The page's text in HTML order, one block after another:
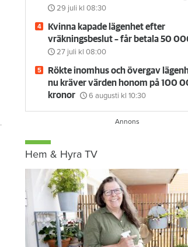
29 juli kl 08:30
Kvinna kapade lägenhet efter
vräkningsbeslut – får betala 50
27 juli kl 08:00
Rökte inomhus och övergav
nu kräver värden honom på 100
kronor
6 augusti kl 10:30
Hem & Hyra TV